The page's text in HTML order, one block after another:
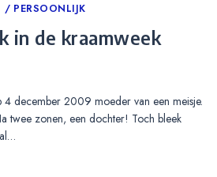
PERSOONLIJK
in de kraamweek
december 2009 moeder van een meisje.
twee zonen, een dochter! Toch bleek